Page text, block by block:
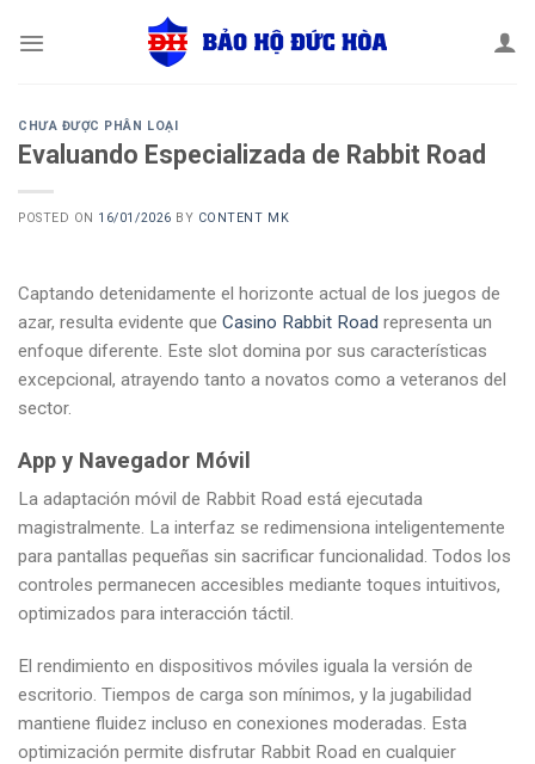
CHƯA ĐƯỢC PHÂN LOẠI
Evaluando Especializada de Rabbit Road
POSTED ON 16/01/2026 BY CONTENT MK
Captando detenidamente el horizonte actual de los juegos de
azar, resulta evidente que Casino Rabbit Road representa un
enfoque diferente. Este slot domina por sus características
excepcional, atrayendo tanto a novatos como a veteranos del
sector.
App y Navegador Móvil
La adaptación móvil de Rabbit Road está ejecutada
magistralmente. La interfaz se redimensiona inteligentemente
para pantallas pequeñas sin sacrificar funcionalidad. Todos los
controles permanecen accesibles mediante toques intuitivos,
optimizados para interacción táctil.
El rendimiento en dispositivos móviles iguala la versión de
escritorio. Tiempos de carga son mínimos, y la jugabilidad
mantiene fluidez incluso en conexiones moderadas. Esta
optimización permite disfrutar Rabbit Road en cualquier